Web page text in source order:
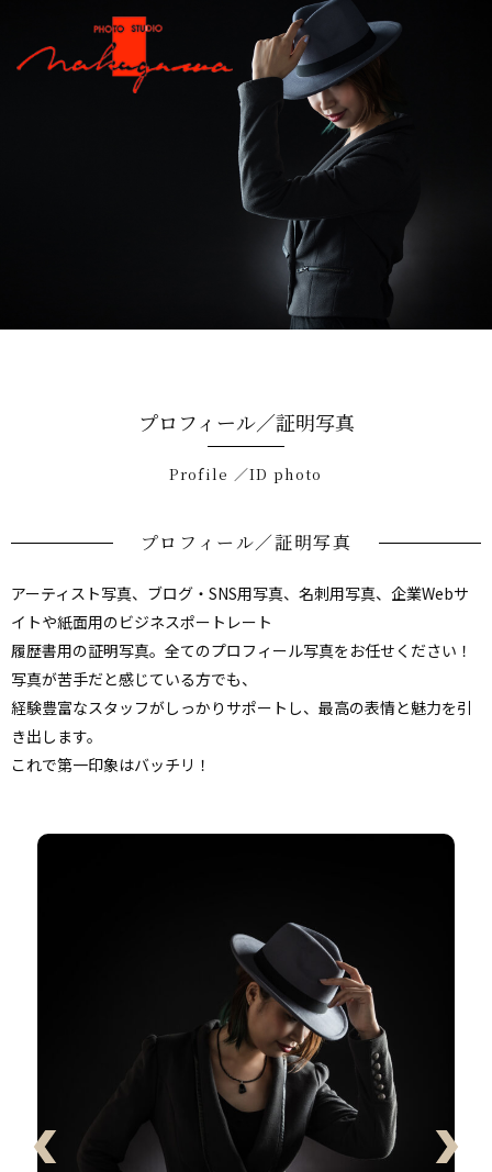
プロフィール／証明写真
Profile ／ID photo
プロフィール／証明写真
アーティスト写真、ブログ・SNS用写真、名刺用写真、 企業Webサ
イトや紙面用のビジネスポートレート
履歴書用の証明写真。全てのプロフィール写真をお任せください！
写真が苦手だと感じている方でも、
経験豊富なスタッフがしっかりサポートし、 最高の表情と魅力を引
き出します。
これで第一印象はバッチリ！